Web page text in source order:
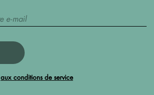
aux conditions de service